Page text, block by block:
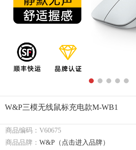
W&P三模无线鼠标充电款M-WB1
商品编码：V60675
商品品牌：W&P（点击进入品牌）